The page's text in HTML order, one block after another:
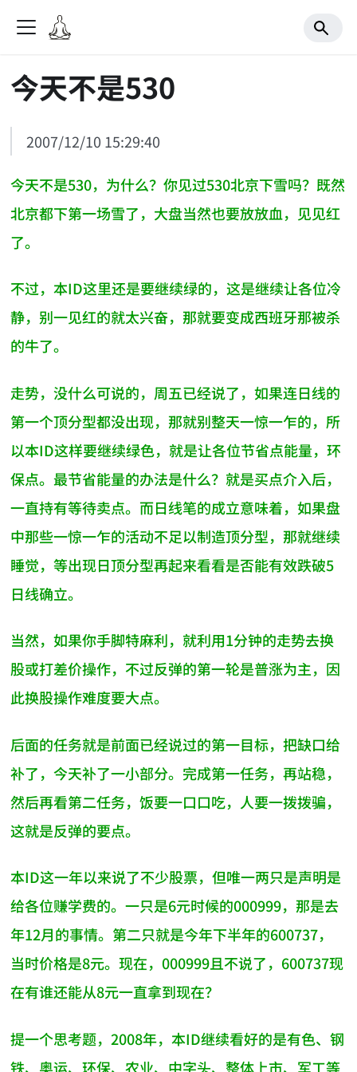
今天不是530
2007/12/10 15:29:40
今天不是530，为什么？你见过530北京下雪吗？既然
北京都下第一场雪了，大盘当然也要放放血，见见红
了。
不过，本ID这里还是要继续绿的，这是继续让各位冷
静，别一见红的就太兴奋，那就要变成西班牙那被杀
的牛了。
走势，没什么可说的，周五已经说了，如果连日线的
第一个顶分型都没出现，那就别整天一惊一乍的，所
以本ID这样要继续绿色，就是让各位节省点能量，环
保点。最节省能量的办法是什么？就是买点介入后，
一直持有等待卖点。而日线笔的成立意味着，如果盘
中那些一惊一乍的活动不足以制造顶分型，那就继续
睡觉，等出现日顶分型再起来看看是否能有效跌破5
日线确立。
当然，如果你手脚特麻利，就利用1分钟的走势去换
股或打差价操作，不过反弹的第一轮是普涨为主，因
此换股操作难度要大点。
后面的任务就是前面已经说过的第一目标，把缺口给
补了，今天补了一小部分。完成第一任务，再站稳，
然后再看第二任务，饭要一口口吃，人要一拨拨骗，
这就是反弹的要点。
本ID这一年以来说了不少股票，但唯一两只是声明是
给各位赚学费的。一只是6元时候的000999，那是去
年12月的事情。第二只就是今年下半年的600737，
当时价格是8元。现在，000999且不说了，600737现
在有谁还能从8元一直拿到现在？
提一个思考题，2008年，本ID继续看好的是有色、钢
铁、奥运、环保、农业、中字头、整体上市、军工等